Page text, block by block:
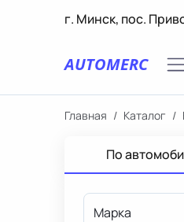
г. Минск, пос.
AUTOMERC
Главная / Каталог /
По
Марка